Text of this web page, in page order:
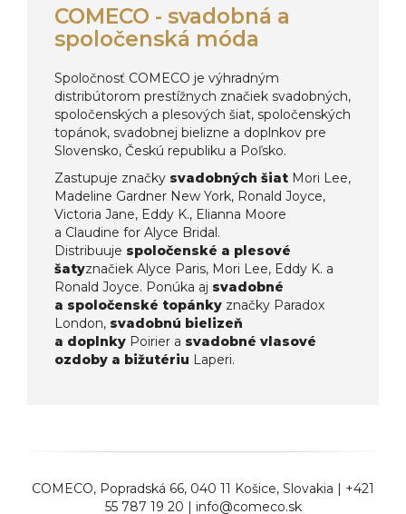
COMECO - svadobná a
spoločenská móda
Spoločnosť COMECO je výhradným
distribútorom prestížnych značiek svadobných,
spoločenských a plesových šiat, spoločenských
topánok, svadobnej bielizne a doplnkov pre
Slovensko, Českú republiku a Poľsko.
Zastupuje značky svadobných šiat Mori Lee,
Madeline Gardner New York, Ronald Joyce,
Victoria Jane, Eddy K., Elianna Moore
a Claudine for Alyce Bridal.
Distribuuje spoločenské a plesové
šatyznačiek Alyce Paris, Mori Lee, Eddy K. a
Ronald Joyce. Ponúka aj svadobné
a spoločenské topánky značky Paradox
London, svadobnú bielizeň
a doplnky Poirier a svadobné vlasové
ozdoby a bižutériu Laperi.
COMECO, Popradská 66, 040 11 Košice, Slovakia | +421
55 787 19 20 | info@comeco.sk